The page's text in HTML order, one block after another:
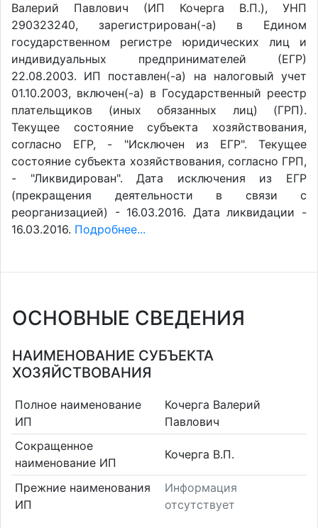
Валерий Павлович (ИП Кочерга В.П.), УНП
290323240, зарегистрирован(-а) в Едином
государственном регистре юридических лиц и
индивидуальных предпринимателей (ЕГР)
22.08.2003. ИП поставлен(-a) на налоговый учет
01.10.2003, включен(-a) в Государственный реестр
плательщиков (иных обязанных лиц) (ГРП).
Текущее состояние субъекта хозяйствования,
согласно ЕГР, - "Исключен из ЕГР". Текущее
состояние субъекта хозяйствования, согласно ГРП,
- "Ликвидирован". Дата исключения из ЕГР
(прекращения деятельности в связи с
реорганизацией) - 16.03.2016. Дата ликвидации -
16.03.2016. Подробнее...
ОСНОВНЫЕ СВЕДЕНИЯ
НАИМЕНОВАНИЕ СУБЪЕКТА
ХОЗЯЙСТВОВАНИЯ
Полное наименование
ИП
Кочерга Валерий
Павлович
Сокращенное
наименование ИП
Кочерга В.П.
Прежние наименования
ИП
Информация
отсутствует